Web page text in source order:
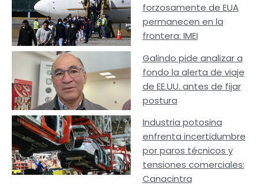
forzosamente de EUA
permanecen en la
frontera: IMEI
Galindo pide analizar a
fondo la alerta de viaje
de EE.UU. antes de fijar
postura
Industria potosina
enfrenta incertidumbre
por paros técnicos y
tensiones comerciales:
Canacintra